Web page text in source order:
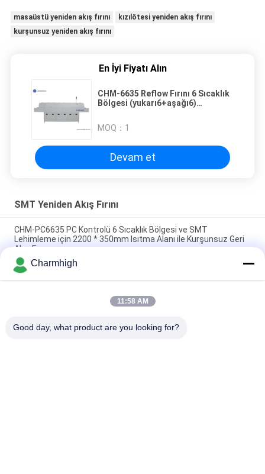
masaüstü yeniden akış fırını
kızılötesi yeniden akış fırını
kurşunsuz yeniden akış fırını
En İyi Fiyatı Alın
CHM-6635 Reflow Fırını 6 Sıcaklık
Bölgesi (yukarı6+aşağı6)
MOQ： 1
Devam et
SMT Yeniden Akış Fırını
CHM-PC6635 PC Kontrolü 6 Sıcaklık Bölgesi ve SMT
Lehimleme için 2200 * 350mm Isıtma Alanı ile Kurşunsuz Geri
Akış Fırını
CHM-F830 Dikey SMT Geri Akış Fırını 8 Temp Bölgeleri
1400*300mm Sıcak Hava Lehimleme Makinesi
CHM-6635 Reflow Fırını 6 Sıcaklık Bölgesi (yukarı6+aşağı6)
Charmhigh
11:58 AM
Good day, what product are you looking for?